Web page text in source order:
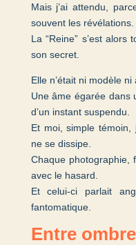
Mais j’ai attendu,
souvent les révélations.
La “Reine” s’est
son secret.
Elle n’était ni modèle
Une âme égarée dans
d’un instant suspendu.
Et moi, simple témoin,
ne se dissipe.
Chaque photographie,
avec le hasard.
Et celui-ci parlait
fantomatique.
Entre